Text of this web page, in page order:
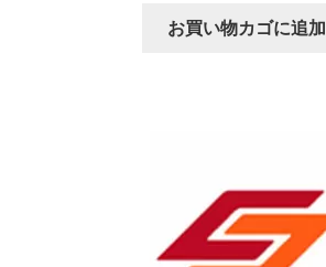
お買い物カゴに追加